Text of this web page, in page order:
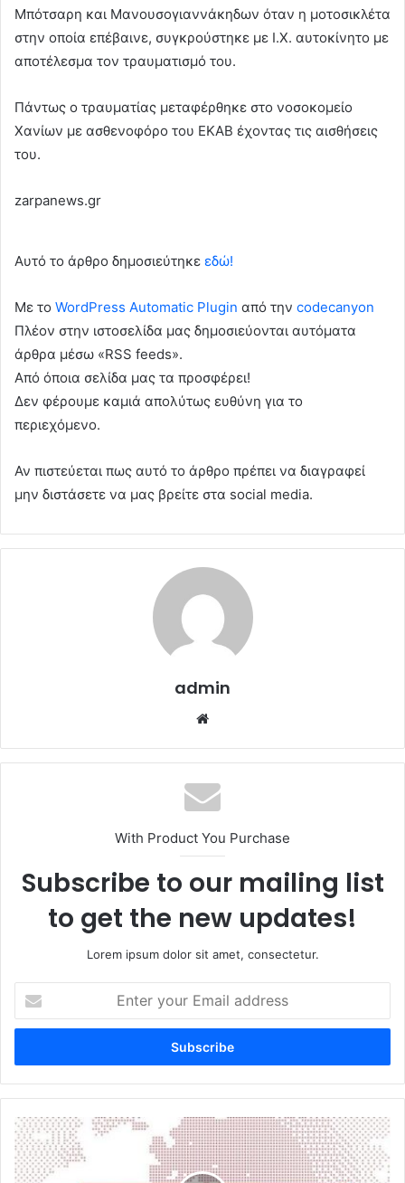
Μπότσαρη και Μανουσογιαννάκηδων όταν η μοτοσικλέτα
στην οποία επέβαινε, συγκρούστηκε με Ι.Χ. αυτοκίνητο με
αποτέλεσμα τον τραυματισμό του.
Πάντως ο τραυματίας μεταφέρθηκε στο νοσοκομείο
Χανίων με ασθενοφόρο του ΕΚΑΒ έχοντας τις αισθήσεις
του.
zarpanews.gr
Αυτό το άρθρο δημοσιεύτηκε εδώ!
Με το WordPress Automatic Plugin από την codecanyon
Πλέον στην ιστοσελίδα μας δημοσιεύονται αυτόματα
άρθρα μέσω «RSS feeds».
Από όποια σελίδα μας τα προσφέρει!
Δεν φέρουμε καμιά απολύτως ευθύνη για το
περιεχόμενο.
Αν πιστεύεται πως αυτό το άρθρο πρέπει να διαγραφεί
μην διστάσετε να μας βρείτε στα social media.
admin
With Product You Purchase
Subscribe to our mailing list
to get the new updates!
Lorem ipsum dolor sit amet, consectetur.
your
Email